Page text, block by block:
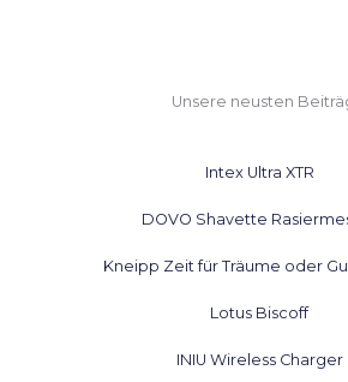
Unsere neusten
Intex Ultra XTR
DOVO Shavette
Kneipp Zeit für Träume oder
Lotus Biscoff
INIU Wireless Charger